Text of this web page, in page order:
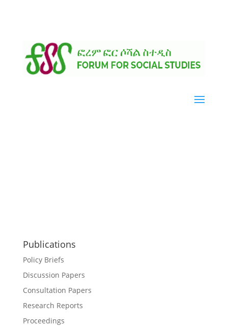
Publications
Policy Briefs
Discussion Papers
Consultation Papers
Research Reports
Proceedings